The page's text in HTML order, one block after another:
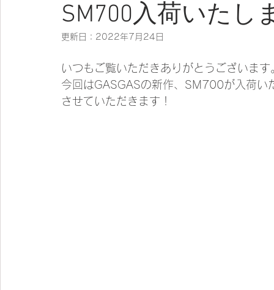
SM700入荷いたし
更新日： 2022年7月24日
いつもご覧いただきありがとうございます
今回はGASGASの新作、SM700が入荷い
させていただきます！